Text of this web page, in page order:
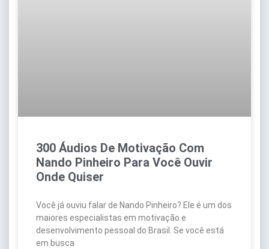
300 Áudios De Motivação Com
Nando Pinheiro Para Você Ouvir
Onde Quiser
Você já ouviu falar de Nando Pinheiro? Ele é um dos
maiores especialistas em motivação e
desenvolvimento pessoal do Brasil. Se você está
em busca